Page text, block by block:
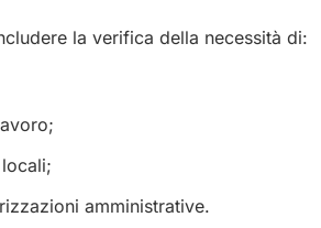
la verifica della necessità di:
amministrative.